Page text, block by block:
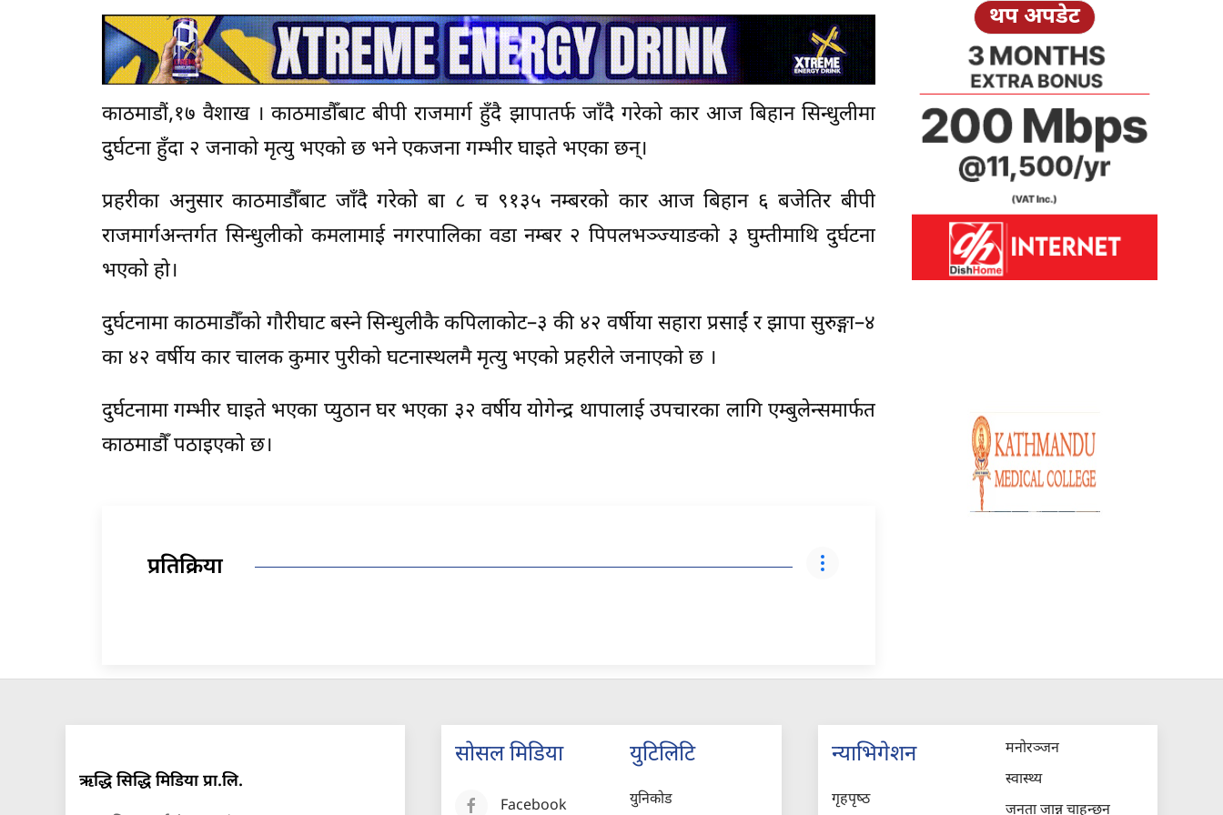
काठमाडौं,१७ वैशाख । काठमाडौँबाट बीपी राजमार्ग हुँदै झापातर्फ जाँदै गरेको कार आज बिहान सिन्धुलीमा
दुर्घटना हुँदा २ जनाको मृत्यु भएको छ भने एकजना गम्भीर घाइते भएका छन्।
प्रहरीका अनुसार काठमाडौँबाट जाँदै गरेको बा ८ च ९१३५ नम्बरको कार आज बिहान ६ बजेतिर बीपी
राजमार्गअन्तर्गत सिन्धुलीको कमलामाई नगरपालिका वडा नम्बर २ पिपलभञ्ज्याङको ३ घुम्तीमाथि दुर्घटना
भएको हो।
दुर्घटनामा काठमाडौँको गौरीघाट बस्ने सिन्धुलीकै कपिलाकोट–३ की ४२ वर्षीया सहारा प्रसाईं र झापा सुरुङ्गा–४
का ४२ वर्षीय कार चालक कुमार पुरीको घटनास्थलमै मृत्यु भएको प्रहरीले जनाएको छ ।
दुर्घटनामा गम्भीर घाइते भएका प्युठान घर भएका ३२ वर्षीय योगेन्द्र थापालाई उपचारका लागि एम्बुलेन्समार्फत
काठमाडौँ पठाइएको छ।
प्रतिक्रिया
थप अपडेट
ऋद्धि सिद्धि मिडिया प्रा.लि.
सोसल मिडिया
Facebook
युटिलिटि
युनिकोड
न्याभिगेशन
गृहपृष्‍ठ
मनोरञ्जन
स्वास्थ्य
जनता जान्न चाहन्छन